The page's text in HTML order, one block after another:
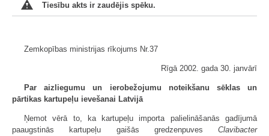
Tiesību akts ir zaudējis spēku.
Zemkopības ministrijas rīkojums Nr.37
Rīgā 2002. gada 30. janvārī
Par aizliegumu un ierobežojumu noteikšanu sēklas un
pārtikas kartupeļu ievešanai Latvijā
Ņemot vērā to, ka kartupeļu importa palielināšanās gadījumā
paaugstinās kartupeļu gaišās gredzenpuves Clavibacter